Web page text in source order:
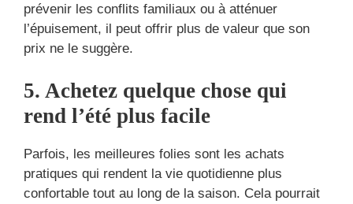
prévenir les conflits familiaux ou à atténuer
l’épuisement, il peut offrir plus de valeur que son
prix ne le suggère.
5. Achetez quelque chose qui
rend l’été plus facile
Parfois, les meilleures folies sont les achats
pratiques qui rendent la vie quotidienne plus
confortable tout au long de la saison. Cela pourrait